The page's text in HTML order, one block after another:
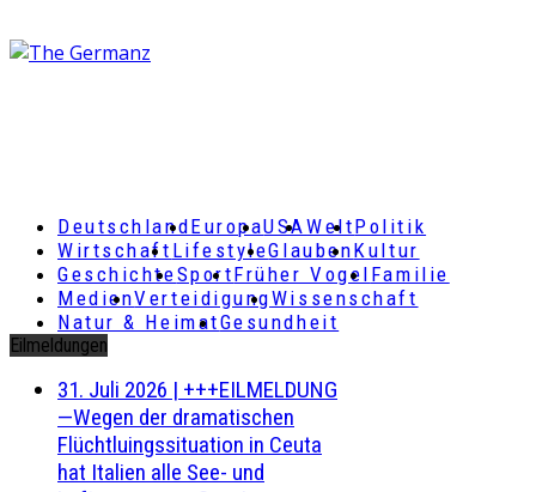
DeutschlandEuropaUSAWeltPolitik
Wirtschaft LifestyleGlaubenKultur
GeschichteSportFrüher Vogel Familie
MedienVerteidigungWissenschaft
Natur & HeimatGesundheit
Eilmeldungen
31. Juli 2026 | +++EILMELDUNG
—Wegen der dramatischen
Flüchtluingssituation in Ceuta
hat Italien alle See- und